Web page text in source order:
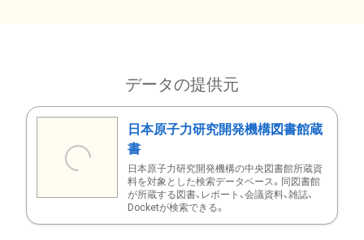
データの提供元
日本原子力研究開発機構図書館蔵
書
日本原子力研究開発機構の中央図書館所蔵資
料を対象とした検索データベース。同図書館
が所蔵する図書、レポート、会議資料、雑誌、
Docketが検索できる。